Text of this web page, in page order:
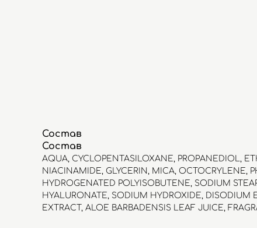
Состав
Состав
AQUA, CYCLOPENTASILOXANE, PROPANEDIOL,
NIACINAMIDE, GLYCERIN, MICA, OCTOCRYLENE,
HYDROGENATED POLYISOBUTENE, SODIUM
HYALURONATE, SODIUM HYDROXIDE,
EXTRACT, ALOE BARBADENSIS LEAF JUICE,